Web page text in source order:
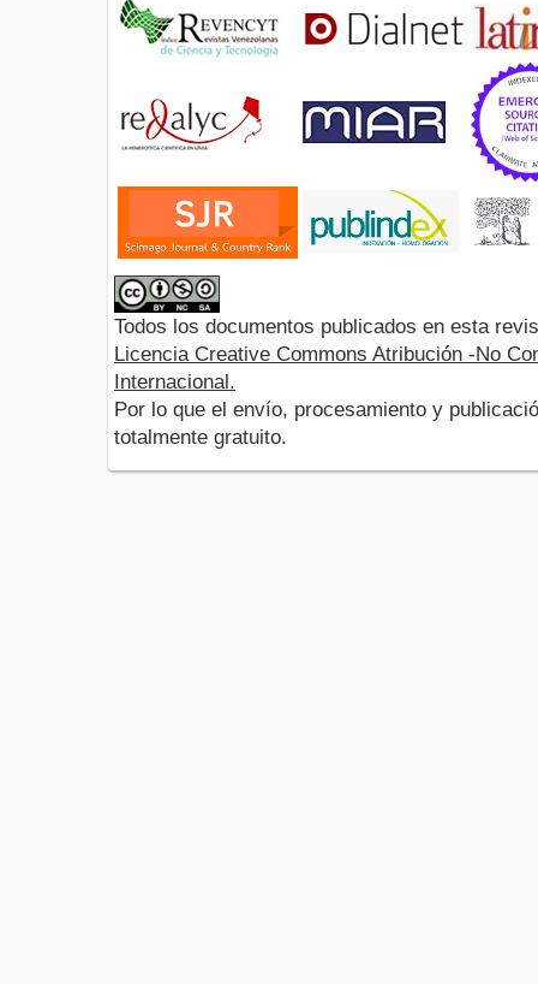
Todos los documentos publicados en esta
Licencia Creative Commons Atribución -No
Internacional.
Por lo que el envío, procesamiento y
totalmente gratuito.